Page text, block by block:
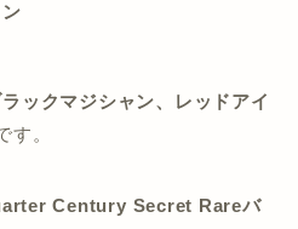
ックマジシャン、レッドアイ
す。
Century Secret Rareバ